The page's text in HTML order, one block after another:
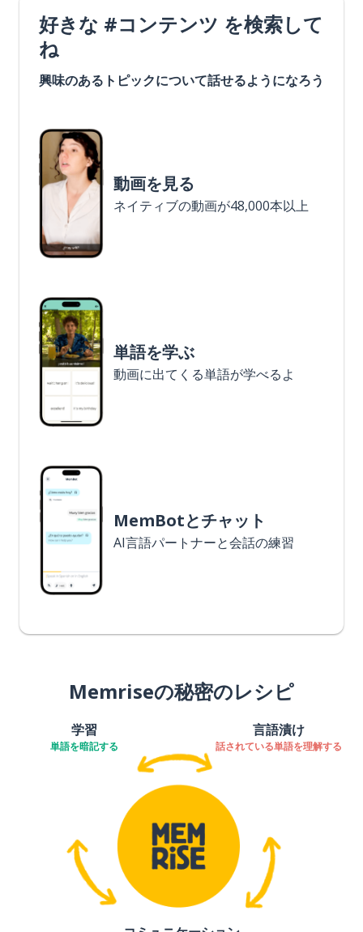
好きな #コンテンツ を検索して
ね
興味のあるトピックについて話せるようになろう
動画を見る
ネイティブの動画が48,000本以上
単語を学ぶ
動画に出てくる単語が学べるよ
MemBotとチャット
AI言語パートナーと会話の練習
Memriseの秘密のレシピ
学習
単語を暗記する
言語漬け
話されている単語を理解する